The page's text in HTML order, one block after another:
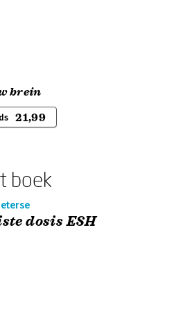
brein
21,99
boek
dosis ESH